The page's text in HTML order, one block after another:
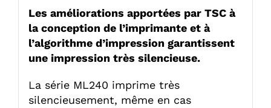
Les améliorations apportées par TSC à
la conception de l’imprimante et à
l’algorithme d’impression garantissent
une impression très silencieuse.
La série ML240 imprime très
silencieusement, même en cas